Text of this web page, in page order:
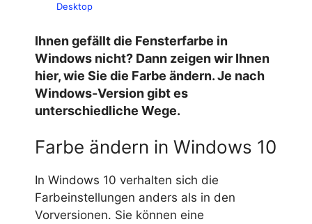
Desktop
Ihnen gefällt die Fensterfarbe in
Windows nicht? Dann zeigen wir Ihnen
hier, wie Sie die Farbe ändern. Je nach
Windows-Version gibt es
unterschiedliche Wege.
Farbe ändern in Windows 10
In Windows 10 verhalten sich die
Farbeinstellungen anders als in den
Vorversionen. Sie können eine